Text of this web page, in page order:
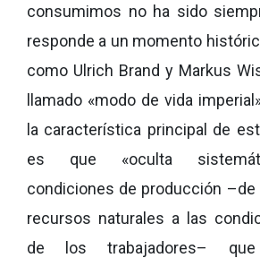
consumimos no ha sido
responde a un momento
como Ulrich Brand y Markus
llamado «modo de vida
la característica principal de
es que «oculta
condiciones de producción –de
recursos naturales a las
de los trabajadores–